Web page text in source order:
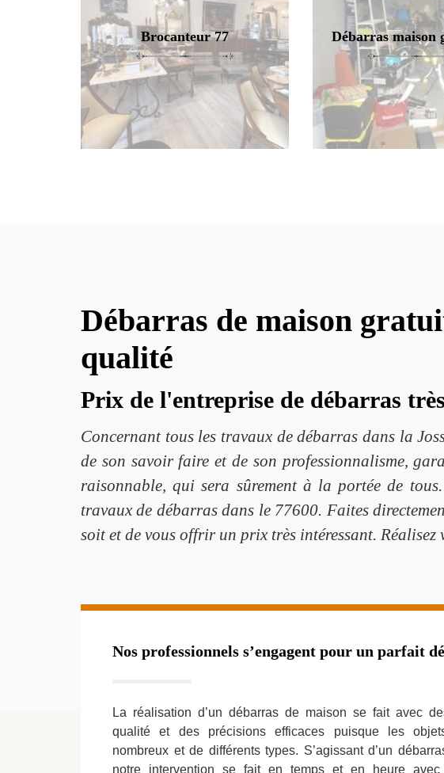
Brocanteur 77 Débarras maison
Débarras de maison
qualité
Prix de l'entreprise de débarras
Concernant tous les travaux de débarras dans la
de son savoir faire et de son professionnalisme,
raisonnable, qui sera sûrement à la portée de
travaux de débarras dans le 77600. Faites
soit et de vous offrir un prix très intéressant. Réalisez
Nos professionnels s’engagent pour un parfait
La réalisation d’un débarras de maison se fait avec
qualité et des précisions efficaces puisque les
nombreux et de différents types. S’agissant d’un
notre intervention se fait en temps et en heure avec